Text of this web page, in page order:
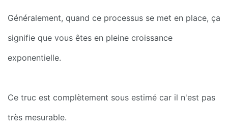
Généralement, quand ce processus se met en place, ça
signifie que vous êtes en pleine croissance
exponentielle.
Ce truc est complètement sous estimé car il n'est pas
très mesurable.